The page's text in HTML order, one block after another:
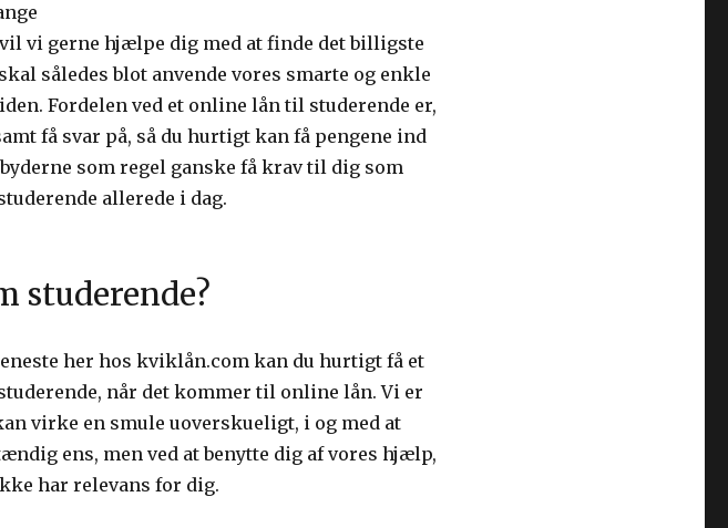
vi gerne hjælpe dig med at finde det billigste
således blot anvende vores smarte og enkle
Fordelen ved et online lån til studerende er,
få svar på, så du hurtigt kan få pengene ind
som regel ganske få krav til dig som
allerede i dag.
studerende?
her hos kviklån.com kan du hurtigt få et
når det kommer til online lån. Vi er
virke en smule uoverskueligt, i og med at
ens, men ved at benytte dig af vores hjælp,
har relevans for dig.